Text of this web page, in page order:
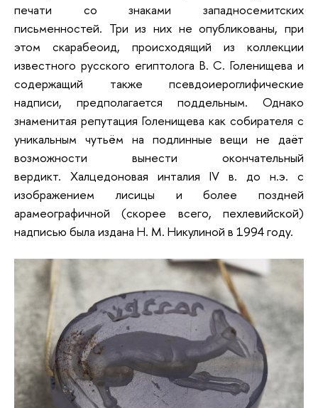
печати со знаками западносемитских
письменностей. Три из них не опубликованы, при
этом скарабеоид, происходящий из коллекции
известного русского египтолога В. С. Голенищева и
содержащий также псевдоиероглифические
надписи, предполагается поддельным. Однако
знаменитая репутация Голенищева как собирателя с
уникальным чутьём на подлинные вещи не даёт
возможности вынести окончательный
вердикт. Халцедоновая инталия IV в. до н.э. с
изображением лисицы и более поздней
арамеографичной (скорее всего, пехлевийской)
надписью была издана Н. М. Никулиной в 1994 году.